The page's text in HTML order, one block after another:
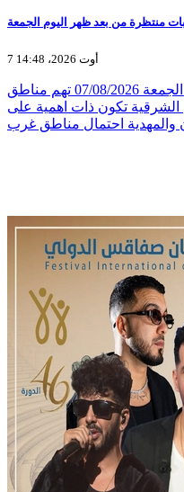
منتظرة من بعد ظهر اليوم الجمعة
7 أوت 2026، 14:48
تقلبات منتظرة من بعد ظهر اليوم الجمعة 07/08/2026 تهم مناطق
تكون ذات اهمية على